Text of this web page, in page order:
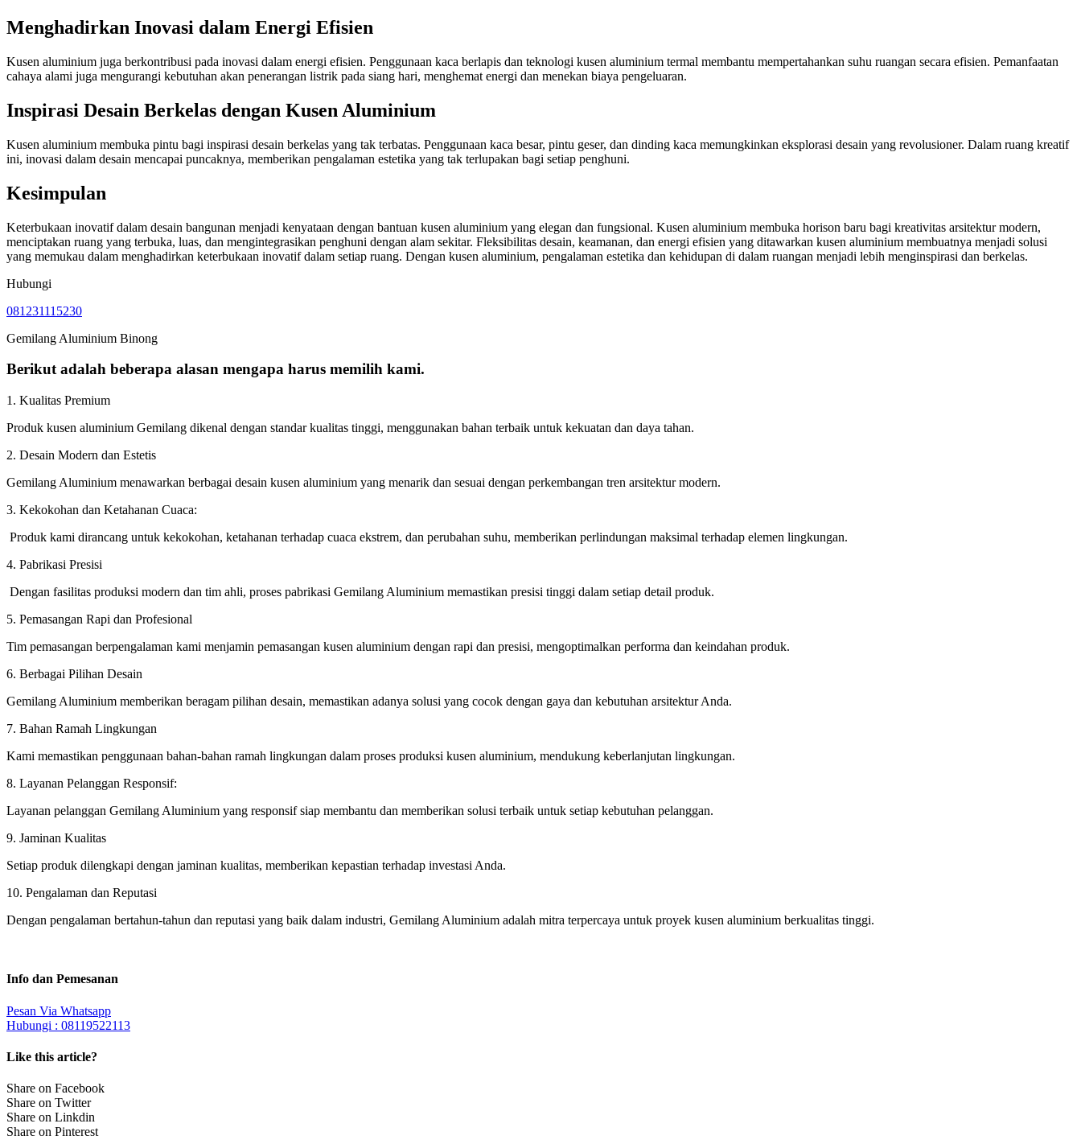
Menghadirkan Inovasi dalam Energi Efisien
Kusen aluminium juga berkontribusi pada inovasi dalam energi efisien. Penggunaan kaca berlapis dan teknologi kusen aluminium termal membantu mempertahankan suhu ruangan secara efisien. Pemanfaatan
cahaya alami juga mengurangi kebutuhan akan penerangan listrik pada siang hari, menghemat energi dan menekan biaya pengeluaran.
Inspirasi Desain Berkelas dengan Kusen Aluminium
Kusen aluminium membuka pintu bagi inspirasi desain berkelas yang tak terbatas. Penggunaan kaca besar, pintu geser, dan dinding kaca memungkinkan eksplorasi desain yang revolusioner. Dalam ruang kreatif
ini, inovasi dalam desain mencapai puncaknya, memberikan pengalaman estetika yang tak terlupakan bagi setiap penghuni.
Kesimpulan
Keterbukaan inovatif dalam desain bangunan menjadi kenyataan dengan bantuan kusen aluminium yang elegan dan fungsional. Kusen aluminium membuka horison baru bagi kreativitas arsitektur modern,
menciptakan ruang yang terbuka, luas, dan mengintegrasikan penghuni dengan alam sekitar. Fleksibilitas desain, keamanan, dan energi efisien yang ditawarkan kusen aluminium membuatnya menjadi solusi
yang memukau dalam menghadirkan keterbukaan inovatif dalam setiap ruang. Dengan kusen aluminium, pengalaman estetika dan kehidupan di dalam ruangan menjadi lebih menginspirasi dan berkelas.
Hubungi
081231115230
Gemilang Aluminium Binong
Berikut adalah beberapa alasan mengapa harus memilih kami.
1. Kualitas Premium
Produk kusen aluminium Gemilang dikenal dengan standar kualitas tinggi, menggunakan bahan terbaik untuk kekuatan dan daya tahan.
2. Desain Modern dan Estetis
Gemilang Aluminium menawarkan berbagai desain kusen aluminium yang menarik dan sesuai dengan perkembangan tren arsitektur modern.
3. Kekokohan dan Ketahanan Cuaca:
Produk kami dirancang untuk kekokohan, ketahanan terhadap cuaca ekstrem, dan perubahan suhu, memberikan perlindungan maksimal terhadap elemen lingkungan.
4. Pabrikasi Presisi
Dengan fasilitas produksi modern dan tim ahli, proses pabrikasi Gemilang Aluminium memastikan presisi tinggi dalam setiap detail produk.
5. Pemasangan Rapi dan Profesional
Tim pemasangan berpengalaman kami menjamin pemasangan kusen aluminium dengan rapi dan presisi, mengoptimalkan performa dan keindahan produk.
6. Berbagai Pilihan Desain
Gemilang Aluminium memberikan beragam pilihan desain, memastikan adanya solusi yang cocok dengan gaya dan kebutuhan arsitektur Anda.
7. Bahan Ramah Lingkungan
Kami memastikan penggunaan bahan-bahan ramah lingkungan dalam proses produksi kusen aluminium, mendukung keberlanjutan lingkungan.
8. Layanan Pelanggan Responsif:
Layanan pelanggan Gemilang Aluminium yang responsif siap membantu dan memberikan solusi terbaik untuk setiap kebutuhan pelanggan.
9. Jaminan Kualitas
Setiap produk dilengkapi dengan jaminan kualitas, memberikan kepastian terhadap investasi Anda.
10. Pengalaman dan Reputasi
Dengan pengalaman bertahun-tahun dan reputasi yang baik dalam industri, Gemilang Aluminium adalah mitra terpercaya untuk proyek kusen aluminium berkualitas tinggi.
Info dan Pemesanan
Pesan Via Whatsapp
Hubungi : 08119522113
Like this article?
Share on Facebook
Share on Twitter
Share on Linkdin
Share on Pinterest